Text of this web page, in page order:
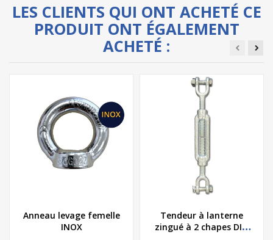
LES CLIENTS QUI ONT ACHETÉ CE
PRODUIT ONT ÉGALEMENT
ACHETÉ :
Anneau levage femelle
INOX
Tendeur à lanterne
zingué à 2 chapes DIN